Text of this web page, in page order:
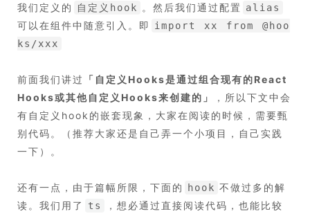
我们定义的
自定义hook 。然后我们通过配置 alias
可以在组件中随意引入。即
import xx from @hoo
ks/xxx
前面我们讲过 「 自定义Hooks是通过组合现有的React
Hooks或其他自定义Hooks来创建的 」
，所以下文中会
有自定义hook的嵌套现象，大家在阅读的时候，需要甄
别代码。（推荐大家还是自己弄一个小项目，自己实践
一下）。
还有一点，由于篇幅所限，下面的 hook 不做过多的解
读。我们用了
ts
，想必通过直接阅读代码，也能比较